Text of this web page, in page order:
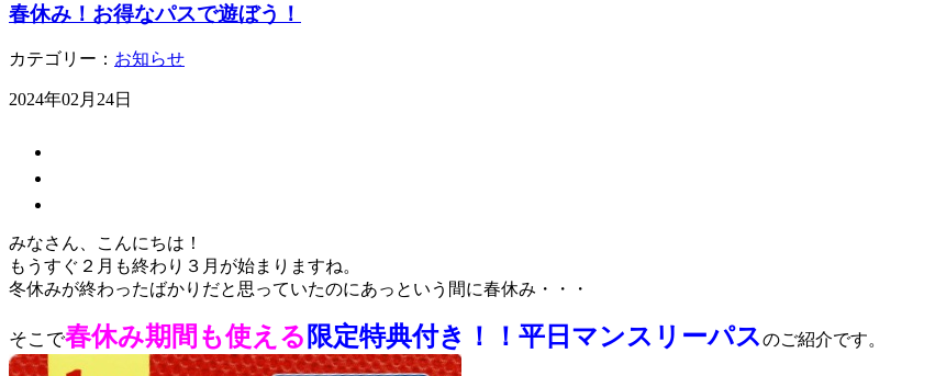
春休み！お得なパスで遊ぼう！
カテゴリー： お知らせ
2024年02月24日
みなさん、こんにちは！
もうすぐ２月も終わり３月が始まりますね。
冬休みが終わったばかりだと思っていたのにあっという間に春休み・・・
そこで春休み期間も使える 限定特典付き！！ 平日マンスリーパスのご紹介です。